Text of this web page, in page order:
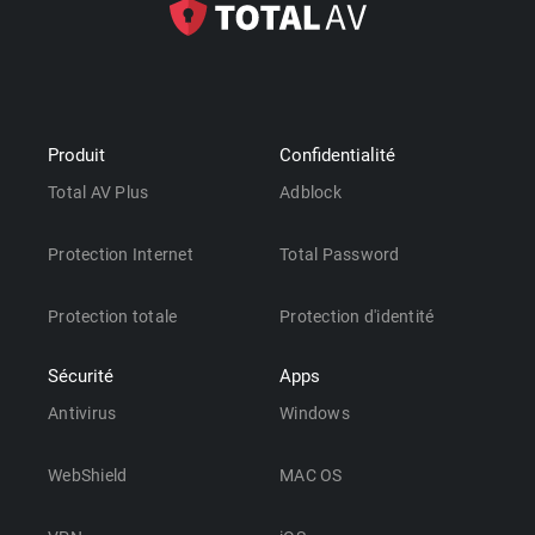
Produit
Total AV Plus
Protection Internet
Protection totale
Sécurité
Antivirus
WebShield
Confidentialité
Adblock
Total Password
Protection d'identité
Apps
Windows
MAC OS